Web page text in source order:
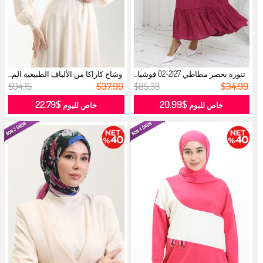
تنورة بخصر مطاطي 2127-02 فوشيا...
$85.33 $34.99
خاص لليوم $20.99
وشاح كاراكا من الألياف الطبيعية الم...
$94.15 $37.99
خاص لليوم $22.79